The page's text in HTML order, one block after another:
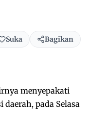
Suka Bagikan
menyepakati
pada Selasa